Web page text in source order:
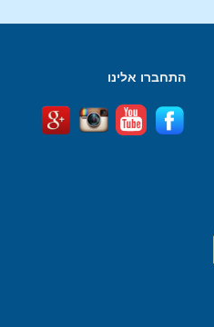
התחברו אלינו